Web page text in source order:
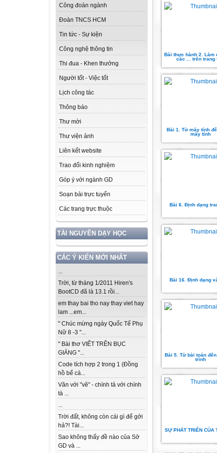
Công đoàn ngành
Đoàn TNCS HCM
Tin tức - Sự kiện
Công nghệ thông tin
Thi đua - Khen thưởng
Người tốt - Việc tốt
Lịch công tác
Thông báo
Thư mời
Thư viện ảnh
Liên kết website
Trao đổi kinh nghiệm
Góp ý với ngành GD
Soạn bài trực tuyến
Các trang trực thuộc
TÀI NGUYÊN DẠY HỌC
CÁC Ý KIẾN MỚI NHẤT
...
Trời, từ tháng 1/2011 Hiren's
BootCD đã là 13.1 rồi...
em thay bai tho nay thay viet hay
lam ...em...
" Chúc mừng ngày Quốc Tế Phụ
Nữ 8 -3 "...
" Bài thơ VIẾT TRÊN BỤC
GIẢNG "...
Code tích hợp 2 trong 1 (Đồng
hồ bể cá...
Văn với "vẽ" - chính tả với chính
tà ...
...
Trời đất, không còn cái gì để gởi
hả?! Tài...
Sao không thấy đề nào của Sở
GD và ...
Bài thực hành 2. Làm
các ... trên trang
Bài 1. Từ máy tính
máy tính
Bài 6. Định dạng
Bài 16. Định dạng
Bài 5. Từ bài toán
trình
SỰ PHÁT TRIỂN CỦA